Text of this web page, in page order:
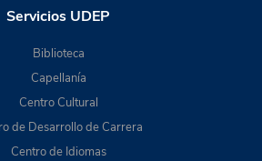
Servicios UDEP
Biblioteca
Capellanía
Centro Cultural
de Desarrollo de Carrera
Centro de Idiomas